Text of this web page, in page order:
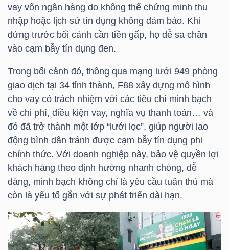
vay vốn ngân hàng do không thể chứng minh thu
nhập hoặc lịch sử tín dụng không đảm bảo. Khi
đứng trước bối cảnh cần tiền gấp, họ dễ sa chân
vào cạm bẫy tín dụng đen.
Trong bối cảnh đó, thông qua mạng lưới 949 phòng
giao dịch tại 34 tỉnh thành, F88 xây dựng mô hình
cho vay có trách nhiệm với các tiêu chí minh bạch
về chi phí, điều kiện vay, nghĩa vụ thanh toán… và
đó đã trở thành một lớp “lưới lọc”, giúp người lao
động bình dân tránh được cạm bẫy tín dụng phi
chính thức. Với doanh nghiệp này, bảo vệ quyền lợi
khách hàng theo định hướng nhanh chóng, dễ
dàng, minh bạch không chỉ là yêu cầu tuân thủ mà
còn là yếu tố gắn với sự phát triển dài hạn.
KINH
TẾ
THẾ
GIỚI
ĐÔNG
DƯƠNG
TÀI
CHÍNH
CÁ
NHÂN